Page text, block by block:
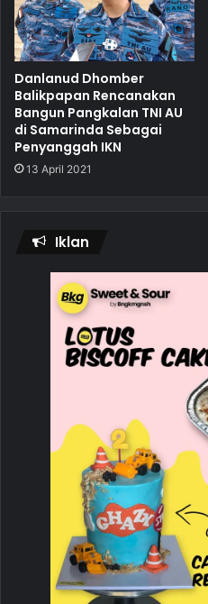
Danlanud Dhomber
Balikpapan Rencanakan
Bangun Pangkalan TNI AU
di Samarinda Sebagai
Penyanggah IKN
13 April 2021
Iklan